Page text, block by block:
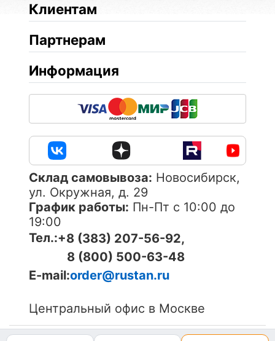
Клиентам
Партнерам
Информация
Cклад самовывоза: Новосибирск,
ул. Окружная, д. 29
График работы: Пн-Пт с 10:00 до
19:00
Тел.:+8 (383) 207-56-92,
8 (800) 500-63-48
E-mail:order@rustan.ru
Центральный офис в Москве
© 2005-2026ОOО «Компания «РуСтан». Все права